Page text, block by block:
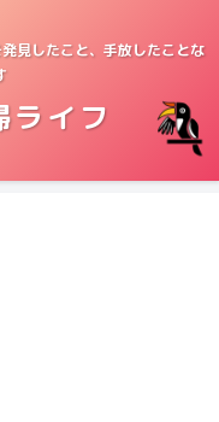
見したこと、手放したことな
ライフ